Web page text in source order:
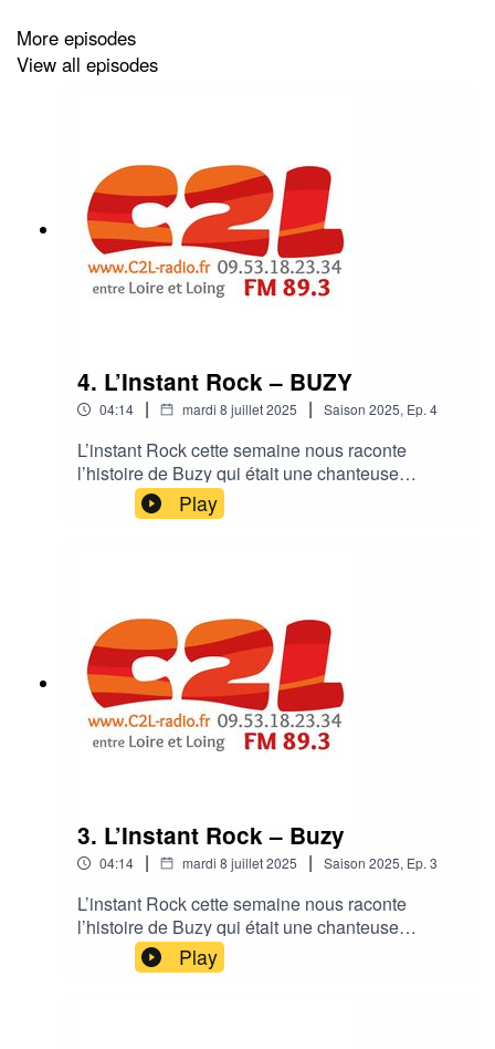
More episodes
View all episodes
4. L’Instant Rock – BUZY
04:14 | mardi 8 juillet 2025 | Saison 2025, Ep. 4
L’instant Rock cette semaine nous raconte
l’histoire de Buzy qui était une chanteuse
française emblématique des années 80, connue
pour ses textes poétiques et sa présence
Play
3. L’Instant Rock – Buzy
04:14 | mardi 8 juillet 2025 | Saison 2025, Ep. 3
L’instant Rock cette semaine nous raconte
l’histoire de Buzy qui était une chanteuse
française emblématique des années 80, connue
pour ses textes poétiques et sa présence
Play